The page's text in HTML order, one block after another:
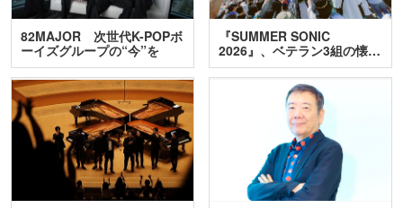
82MAJOR 次世代K-POPボ
ーイズグループの“今”を
訊…
『SUMMER SONIC
2026』、ベテラン3組の懐…